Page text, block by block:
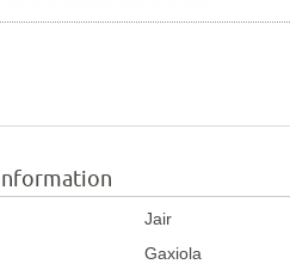
Jair
Gaxiola